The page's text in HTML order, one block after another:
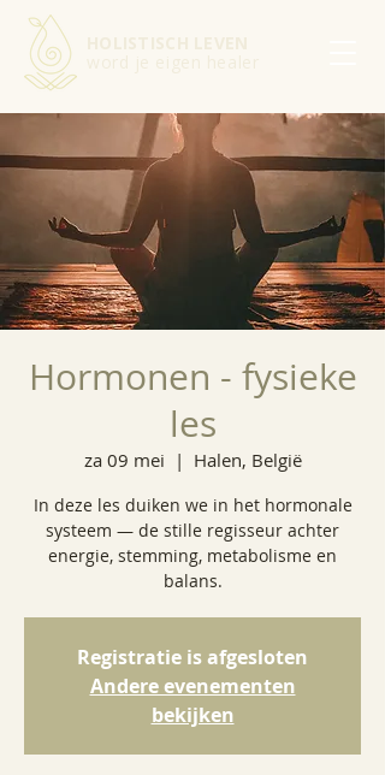
Hormonen - fysieke
les
za 09 mei
  |
Halen, België
In deze les duiken we in het hormonale
systeem — de stille regisseur achter
energie, stemming, metabolisme en
balans.
Registratie is afgesloten
Andere evenementen
bekijken